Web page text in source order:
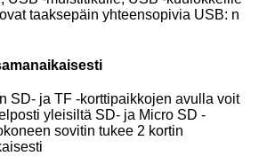
taaksepäin yhteensopivia USB: n
SD- ja TF -korttipaikkojen avulla voit
yleisiltä SD- ja Micro SD -
sovitin tukee 2 kortin